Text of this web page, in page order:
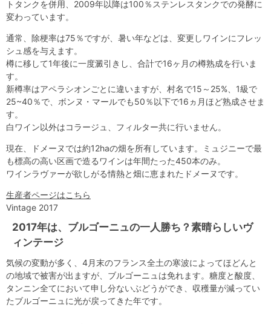
トタンクを併用、2009年以降は100％ステンレスタンクでの発酵に
変わっています。
通常、除梗率は75％ですが、暑い年などは、変更しワインにフレッ
シュ感を与えます。
樽に移して1年後に一度澱引きし、合計で16ヶ月の樽熟成を行いま
す。
新樽率はアペラシオンごとに違いますが、村名で15～25%、1級で
25~40％で、ボンヌ・マールでも50％以下で16ヵ月ほど熟成させま
す。
白ワイン以外はコラージュ、フィルター共に行いません。
現在、ドメーヌでは約12haの畑を所有しています。ミュジニーで最
も標高の高い区画で造るワインは年間たった450本のみ。
ワインラヴァーが欲しがる情熱と畑に恵まれたドメーヌです。
生産者ページはこちら
Vintage 2017
2017年は、ブルゴーニュの一人勝ち？素晴らしいヴ
ィンテージ
気候の変動が多く、4月末のフランス全土の寒波によってほどんと
の地域で被害が出ますが、ブルゴーニュは免れます。糖度と酸度、
タンニン全てにおいて申し分ないぶどうができ、収穫量が減ってい
たブルゴーニュに光が戻ってきた年です。